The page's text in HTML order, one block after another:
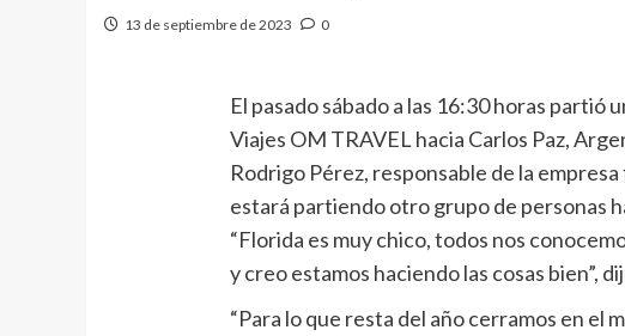
13 de septiembre de 2023 0
El pasado sábado a las 16:30 horas partió
Viajes OM TRAVEL hacia Carlos Paz,
Rodrigo Pérez, responsable de la
estará partiendo otro grupo de personas
“Florida es muy chico, todos nos
y creo estamos haciendo las cosas bien”,
“Para lo que resta del año cerramos en el